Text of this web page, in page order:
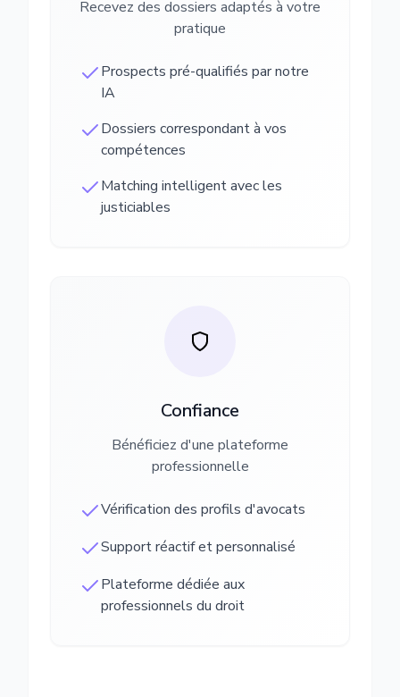
Recevez des dossiers adaptés à votre
pratique
Prospects pré-qualifiés par notre
IA
Dossiers correspondant à vos
compétences
Matching intelligent avec les
justiciables
Confiance
Bénéficiez d'une plateforme
professionnelle
Vérification des profils d'avocats
Support réactif et personnalisé
Plateforme dédiée aux
professionnels du droit